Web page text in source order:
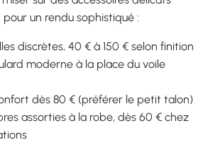
un rendu sophistiqué :
discrètes, 40 € à 150 € selon finition
moderne à la place du voile
dès 80 € (préférer le petit talon)
assorties à la robe, dès 60 € chez